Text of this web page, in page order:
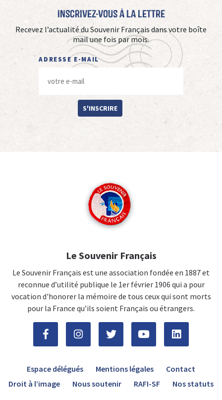
Inscrivez-vous à La Lettre
Recevez l’actualité du Souvenir Français dans votre boîte
mail une fois par mois.
ADRESSE E-MAIL
S'INSCRIRE
Le Souvenir Français
Le Souvenir Français est une association fondée en 1887 et
reconnue d’utilité publique le 1er février 1906 qui a pour
vocation d'honorer la mémoire de tous ceux qui sont morts
pour la France qu’ils soient Français ou étrangers.
Espace délégués Mentions légales
Contact
Droit à l’image
Nous soutenir RAFI-SF Nos statuts